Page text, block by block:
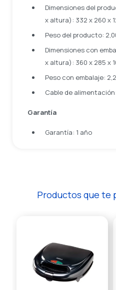
Dimensiones del
x altura): 332 x 260 x
Peso del producto:
Dimensiones con
x altura): 360 x 285 x
Peso con embalaje:
Cable de
Garantía
Garantía: 1 año
Productos que te